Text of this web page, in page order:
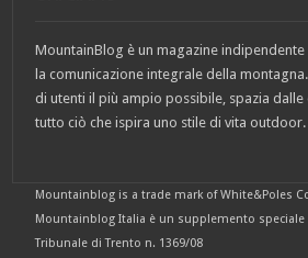
MountainBlog è un magazine
la comunicazione integrale della
di utenti il più ampio possibile, spazia
tutto ciò che ispira uno stile di vita outdoor.
Mountainblog is a trade mark of White&Poles
Mountainblog Italia è un supplemento speciale
Tribunale di Trento n. 1369/08